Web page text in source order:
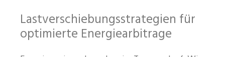
Lastverschiebungsstrategien für
optimierte Energiearbitrage